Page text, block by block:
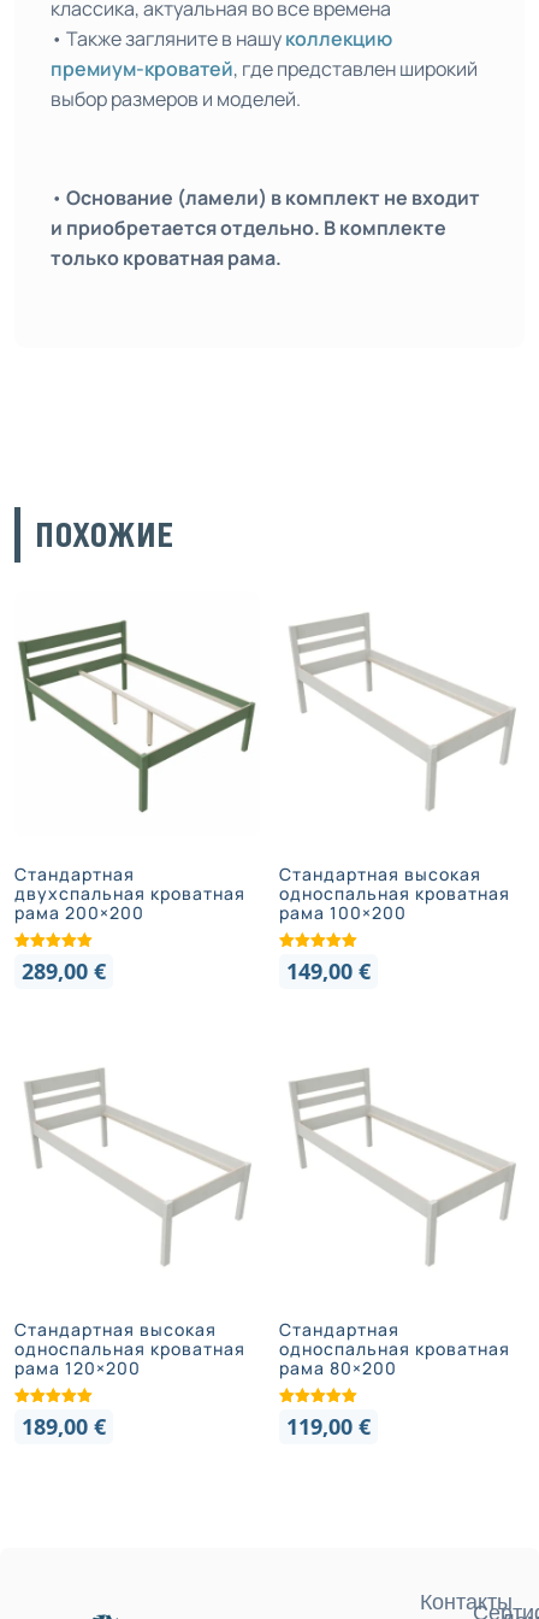
классика, актуальная во все времена
• Также загляните в нашуколлекцию
премиум-кроватей, где представлен широкий
выбор размеров и моделей.
• Основание (ламели) в комплект не входит
и приобретается отдельно. В комплекте
только кроватная рама.
ПОХОЖИЕ
Стандартная
двухспальная кроватная
рама 200×200
289,00 €
Стандартная высокая
односпальная кроватная
рама 100×200
149,00€
Стандартная высокая
односпальная кроватная
рама 120×200
189,00 €
Стандартная
односпальная кроватная
рама 80×200
119,00€
Контакты